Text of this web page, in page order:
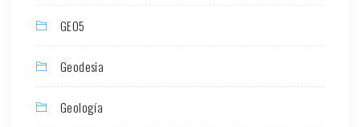
GEO5
Geodesia
Geología